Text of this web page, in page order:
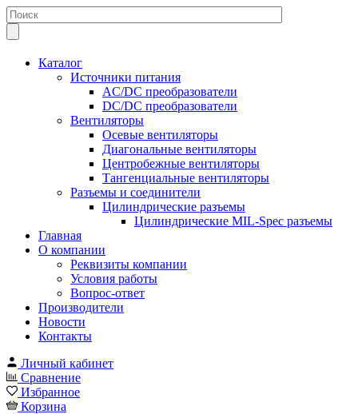
Каталог
Источники питания
AC/DC преобразователи
DC/DC преобразователи
Вентиляторы
Осевые вентиляторы
Диагональные вентиляторы
Центробежные вентиляторы
Тангенциальные вентиляторы
Разъемы и соединители
Цилиндрические разъемы
Цилиндрические MIL-Spec разъемы
Главная
О компании
Реквизиты компании
Условия работы
Вопрос-ответ
Производители
Новости
Контакты
Личный кабинет
Сравнение
Избранное
Корзина